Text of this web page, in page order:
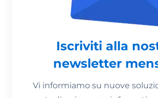
Iscriviti alla
newsletter
Vi informiamo su nuove